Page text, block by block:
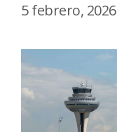
5 febrero, 2026